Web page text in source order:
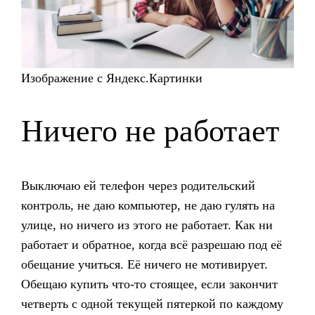
Изображение с Яндекс.Картинки
Ничего не работает
Выключаю ей телефон через родительский
контроль, не даю компьютер, не даю гулять на
улице, но ничего из этого не работает. Как ни
работает и обратное, когда всё разрешаю под её
обещание учиться. Её ничего не мотивирует.
Обещаю купить что-то стоящее, если закончит
четверть с одной текущей пятеркой по каждому